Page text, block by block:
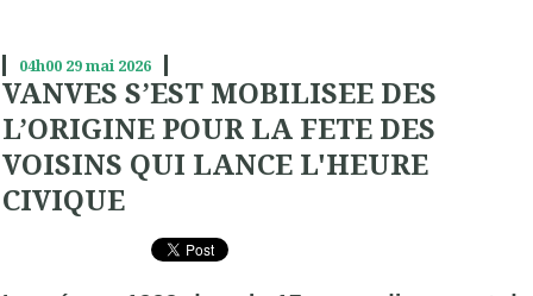
04h00 29mai 2026
VANVES S’EST MOBILISEE DES
L’ORIGINE POUR LA FETE DES
VOISINS QUI LANCE L'HEURE
CIVIQUE